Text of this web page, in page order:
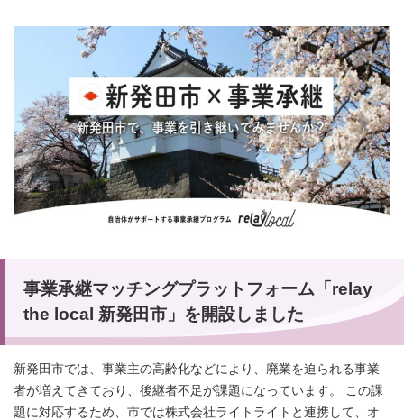
事業承継マッチングプラットフォーム「relay
the local 新発田市」を開設しました
新発田市では、事業主の高齢化などにより、廃業を迫られる事業
者が増えてきており、後継者不足が課題になっています。 この課
題に対応するため、市では株式会社ライトライトと連携して、オ